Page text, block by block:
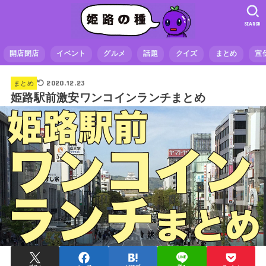
開店閉店 イベント グルメ 話題 クイズ まとめ 宣
SEARCH
まとめ 2020.12.23
姫路駅前激安ワンコインランチまとめ